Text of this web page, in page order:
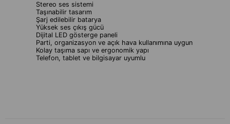
Stereo ses sistemi
Taşınabilir tasarım
Şarj edilebilir batarya
Yüksek ses çıkış gücü
Dijital LED gösterge paneli
Parti, organizasyon ve açık hava kullanımına uygun
Kolay taşıma sapı ve ergonomik yapı
Telefon, tablet ve bilgisayar uyumlu